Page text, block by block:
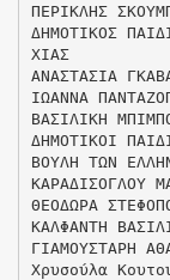
ΠΕΡΙΚΛΗΣ
ΔΗΜΟΤΙΚΟΣ
ΧΙΑΣ
ΑΝΑΣΤΑΣΙΑ
ΙΩΑΝΝΑ
ΒΑΣΙΛΙΚΗ
ΔΗΜΟΤΙΚΟΙ
ΒΟΥΛΗ ΤΩΝ
ΚΑΡΑΔΙΣΟΓΛΟΥ
ΘΕΟΔΩΡΑ
ΚΑΛΦΑΝΤΗ
ΓΙΑΜΟΥΣΤΑΡΗ
Χρυσούλα